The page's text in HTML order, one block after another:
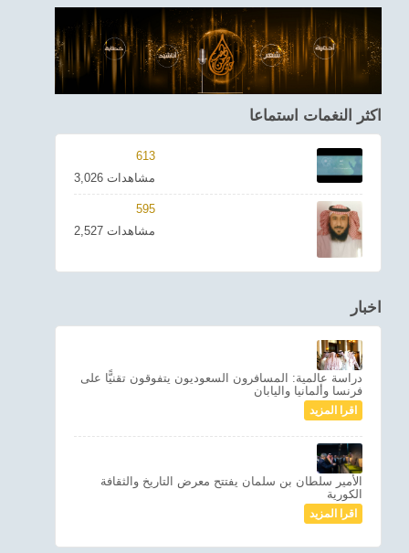
اكثر النغمات استماعا
613
3,026 مشاهدات
595
2,527 مشاهدات
اخبار
دراسة عالمية: المسافرون السعوديون يتفوقون تقنيًّا على
فرنسا وألمانيا واليابان
اقرا المزيد
الأمير سلطان بن سلمان يفتتح معرض التاريخ والثقافة
الكورية
اقرا المزيد